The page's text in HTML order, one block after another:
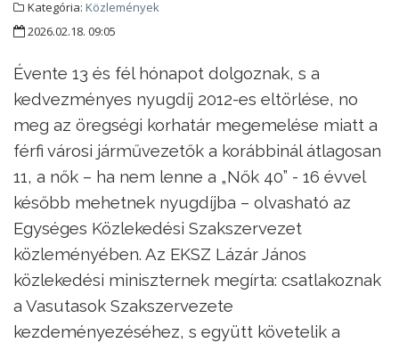
Kategória: Közlemények
2026.02.18. 09:05
Évente 13 és fél hónapot dolgoznak, s a
kedvezményes nyugdíj 2012-es eltörlése, no
meg az öregségi korhatár megemelése miatt a
férfi városi járművezetők a korábbinál átlagosan
11, a nők – ha nem lenne a „Nők 40” - 16 évvel
később mehetnek nyugdíjba – olvasható az
Egységes Közlekedési Szakszervezet
közleményében. Az EKSZ Lázár János
közlekedési miniszternek megírta: csatlakoznak
a Vasutasok Szakszervezete
kezdeményezéséhez, s együtt követelik a